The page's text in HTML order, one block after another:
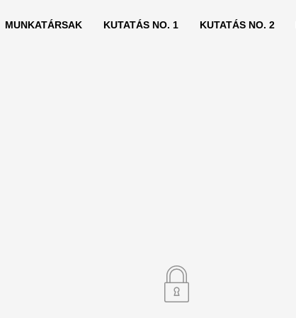
MUNKATÁRSAK KUTATÁS NO. 1 KUTATÁS NO. 2